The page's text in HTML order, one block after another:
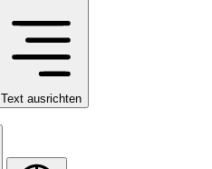
Text ausrichten